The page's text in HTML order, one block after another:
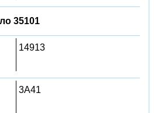
35101
14913
3A41